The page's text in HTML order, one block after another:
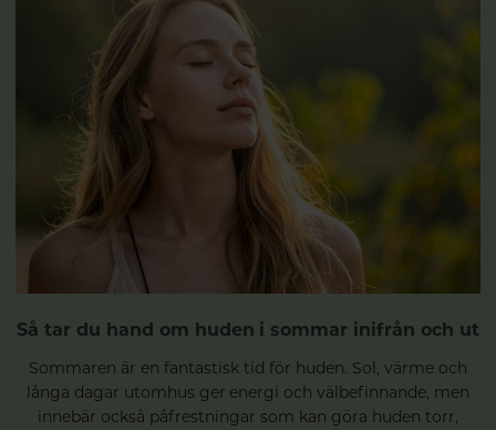
Så tar du hand om huden i sommar inifrån och ut
Sommaren är en fantastisk tid för huden. Sol, värme och
långa dagar utomhus ger energi och välbefinnande, men
innebär också påfrestningar som kan göra huden torr,